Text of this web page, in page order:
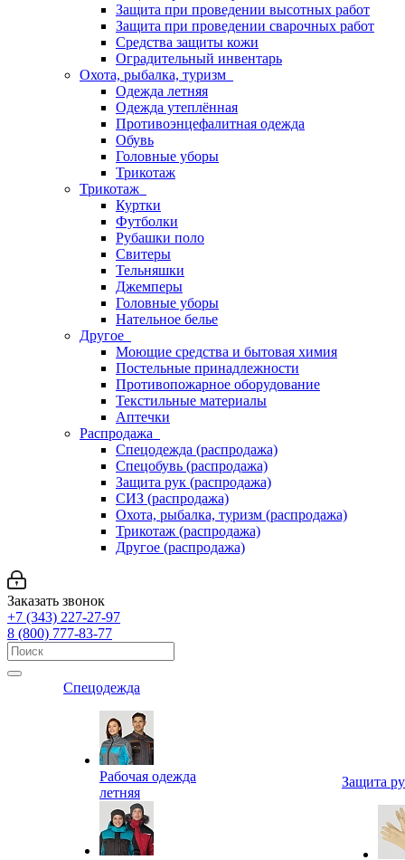
Защита при проведении высотных работ
Защита при проведении сварочных работ
Средства защиты кожи
Оградительный инвентарь
Охота, рыбалка, туризм
Одежда летняя
Одежда утеплённая
Противоэнцефалитная одежда
Обувь
Головные уборы
Трикотаж
Трикотаж
Куртки
Футболки
Рубашки поло
Свитеры
Тельняшки
Джемперы
Головные уборы
Нательное белье
Другое
Моющие средства и бытовая химия
Постельные принадлежности
Противопожарное оборудование
Текстильные материалы
Аптечки
Распродажа
Спецодежда (распродажа)
Спецобувь (распродажа)
Защита рук (распродажа)
СИЗ (распродажа)
Охота, рыбалка, туризм (распродажа)
Трикотаж (распродажа)
Другое (распродажа)
Заказать звонок
+7 (343) 227-27-97
8 (800) 777-83-77
Спецодежда
Рабочая одежда
летняя
Защита